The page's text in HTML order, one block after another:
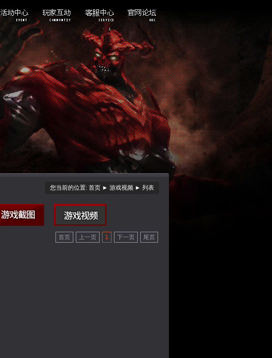
活动专区
版本专区
公会专区
玩家照片 帐号注册
交易中心
安全中心
防沉迷修改
客服通道
VIP大客户
您当前的位置: 首页 ► 游戏视频 ► 列表
首页 上一页 1 下一页 尾页